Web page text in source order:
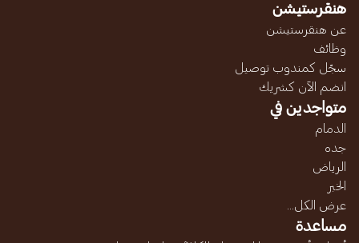
هنقرستيشن
عن هنقرستيشن
وظائف
سجّل كمندوب توصيل
انضم الآن كشريك
متواجدين في
الدمام
جده
الرياض
الخبر
عرض الكل...
مساعدة